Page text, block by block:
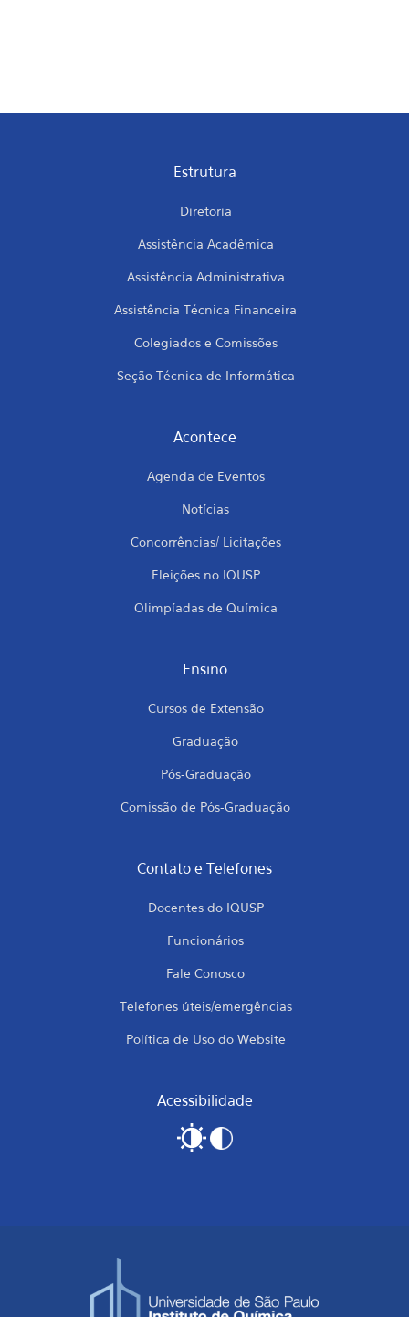
Estrutura
Diretoria
Assistência Acadêmica
Assistência Administrativa
Assistência Técnica Financeira
Colegiados e Comissões
Seção Técnica de Informática
Acontece
Agenda de Eventos
Notícias
Concorrências/ Licitações
Eleições no IQUSP
Olimpíadas de Química
Ensino
Cursos de Extensão
Graduação
Pós-Graduação
Comissão de Pós-Graduação
Contato e Telefones
Docentes do IQUSP
Funcionários
Fale Conosco
Telefones úteis/emergências
Política de Uso do Website
Acessibilidade